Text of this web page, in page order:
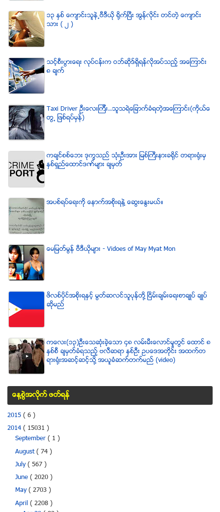
၁၃ ႏွစ္ ေက်ာင္းသူနဲ႕ဗီဒီယို ရိုက္ျပီး အြန္လိုင္း တင္တဲ့ ေက်ာင္း
သား ( ၂ )
သင့္စီးပြားေရး လုပ္ငန္းက ဝဘ္ဆိုဒ္ရွိရန္လိုအပ္သည့္ အေၾကာင္း
၈ ခ်က္
Taxi Driver ဦးေလးၾကီး..သူသရဲေျခာက္ခံရတဲ့အေၾကာင္း(ကိုယ္ေ
တြ႕ ျဖစ္ရပ္မွန္)
ကခ်င္စစ္ေဘး ဒုကၡသည္ သံုးဦးအား ျမစ္ႀကီးနားခရိုင္ တရားရံုးမွ
ႏွစ္ရွည္ေထာင္ဒဏ္မ်ား ခ်မွတ္
အပစ္ရပ္ေရးကို ေနာက္အစိုးရနဲ႔ ေဆြးေႏြးမယ္။
ေမျမတ္မြန္ ဗီဒီယုိမ်ား - Vidoes of May Myat Mon
ဖိလစ္ပိုင္အစိုးရႏွင့္ မြတ္ဆလင္သူပုန္တို႔ ၿငိမ္းခ်မ္းေရးစာခ်ဳပ္ ခ်ဳပ္
ဆိုမည္
ကေလး(၁၃)ဦးေသဆံုးခဲ့ေသာ ၄၈ လမ္းမီးေလာင္မႈတြင္ ေထာင္ ၈
ႏွစ္စီ ခ်မွတ္ခံရသည့္ ဗလီဆရာ ႏွစ္ဦး ဥပေဒအတိုင္း အထက္တ
ရားရံုးအဆင့္ဆင့္သို႔ အယူခံဆက္တက္မည္ (video)
ေန႔စြဲအလိုက္ ဖတ္ရန္
2015 ( 6 )
2014 ( 15031 )
September ( 1 )
August( 74 )
July( 567 )
June ( 2020 )
May( 2703 )
April ( 2208 )